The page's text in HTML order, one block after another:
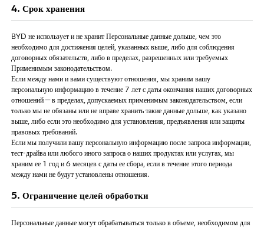
4. Срок хранения
BYD не использует и не хранит Персональные данные дольше, чем это
необходимо для достижения целей, указанных выше, либо для соблюдения
договорных обязательств, либо в пределах, разрешенных или требуемых
Применимым законодательством.
Если между нами и вами существуют отношения, мы храним вашу
персональную информацию в течение 7 лет с даты окончания наших договорных
отношений — в пределах, допускаемых применимым законодательством, если
только мы не обязаны или не вправе хранить такие данные дольше, как указано
выше, либо если это необходимо для установления, предъявления или защиты
правовых требований.
Если мы получили вашу персональную информацию после запроса информации,
тест-драйва или любого иного запроса о наших продуктах или услугах, мы
храним ее 1 год и 6 месяцев с даты ее сбора, если в течение этого периода
между нами не будут установлены отношения.
5. Ограничение целей обработки
Персональные данные могут обрабатываться только в объеме, необходимом для